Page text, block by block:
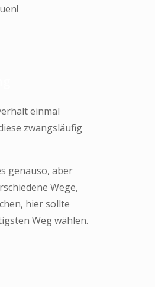
einmal
zwangsläufig
genauso, aber
Wege,
hier sollte
Weg wählen.